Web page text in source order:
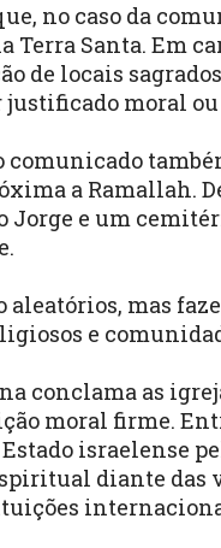
no caso da
Terra Santa. Em
de locais
moral
comunicado
a Ramallah.
Jorge e um
aleatórios, mas
e
conclama as
moral firme.
israelense
diante